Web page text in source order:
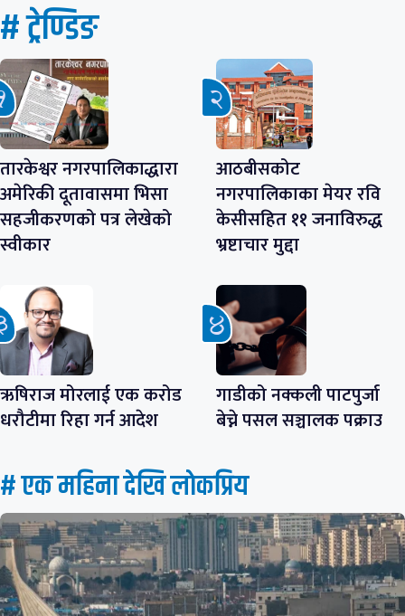
# ट्रेण्डिङ
तारकेश्वर नगरपालिकाद्धारा
अमेरिकी दूतावासमा भिसा
सहजीकरणको पत्र लेखेको
स्वीकार
आठबीसकोट
नगरपालिकाका मेयर रवि
केसीसहित ११ जनाविरुद्ध
भ्रष्टाचार मुद्दा
ऋषिराज मोरलाई एक करोड
धरौटीमा रिहा गर्न आदेश
गाडीको नक्कली पाटपुर्जा
बेच्ने पसल सञ्चालक पक्राउ
# एक महिना देखि लाेकप्रिय